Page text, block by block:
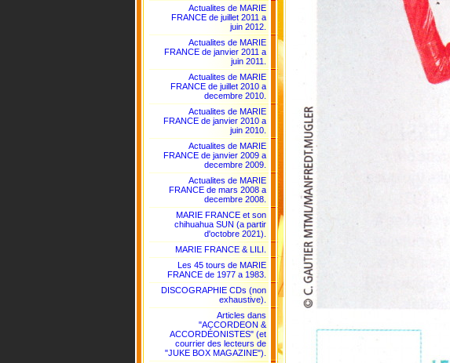
Actualites de MARIE
FRANCE de juillet 2011 a
juin 2012.
Actualites de MARIE
FRANCE de janvier 2011 a
juin 2011.
Actualites de MARIE
FRANCE de juillet 2010 a
decembre 2010.
Actualites de MARIE
FRANCE de janvier 2010 a
juin 2010.
Actualites de MARIE
FRANCE de janvier 2009 a
decembre 2009.
Actualites de MARIE
FRANCE de mars 2008 a
decembre 2008.
MARIE FRANCE et son
chihuahua SUN (a partir
d'octobre 2021).
MARIE FRANCE & LILI.
Les 45 tours de MARIE
FRANCE de 1977 a 1983.
DISCOGRAPHIE CDs (non
exhaustive).
Articles dans
"ACCORDEON &
ACCORDÉONISTES" (et
courrier des lecteurs de
"JUKE BOX MAGAZINE").